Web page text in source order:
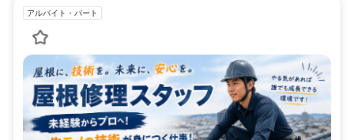
アルバイト・パート